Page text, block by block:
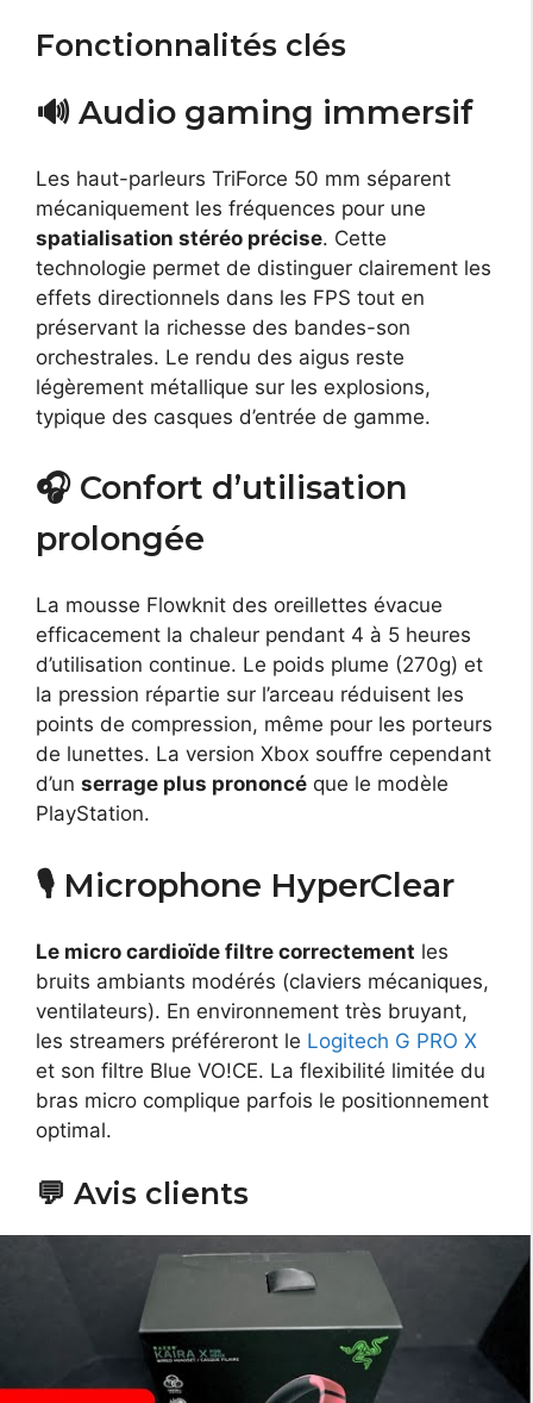
Fonctionnalités clés
🔊 Audio gaming immersif
Les haut-parleurs TriForce 50 mm séparent
mécaniquement les fréquences pour une
spatialisation stéréo précise. Cette
technologie permet de distinguer clairement les
effets directionnels dans les FPS tout en
préservant la richesse des bandes-son
orchestrales. Le rendu des aigus reste
légèrement métallique sur les explosions,
typique des casques d’entrée de gamme.
🎧 Confort d’utilisation
prolongée
La mousse Flowknit des oreillettes évacue
efficacement la chaleur pendant 4 à 5 heures
d’utilisation continue. Le poids plume (270g) et
la pression répartie sur l’arceau réduisent les
points de compression, même pour les porteurs
de lunettes. La version Xbox souffre cependant
d’un serrage plus prononcé que le modèle
PlayStation.
🎙️ Microphone HyperClear
Le micro cardioïde filtre correctement les
bruits ambiants modérés (claviers mécaniques,
ventilateurs). En environnement très bruyant,
les streamers préféreront le Logitech G PRO X
et son filtre Blue VO!CE. La flexibilité limitée du
bras micro complique parfois le positionnement
optimal.
💬 Avis clients